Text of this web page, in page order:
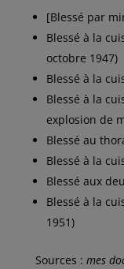
[Blessé par
Blessé à la
octobre 1947)
Blessé à la
Blessé à la
explosion de
Blessé au
Blessé à la
Blessé aux
Blessé à la
1951)
Sources : mes